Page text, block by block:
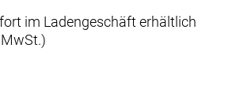
im Ladengeschäft erhältlich